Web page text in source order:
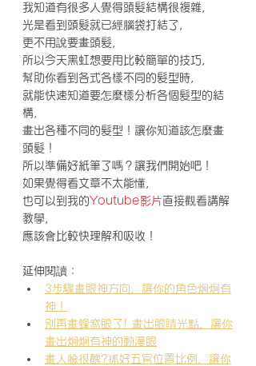
我知道有很多人覺得頭髮結構很複雜，
光是看到頭髮就已經腦袋打結了，
更不用說要畫頭髮，
所以今天黑虹想要用比較簡單的技巧，
幫助你看到各式各樣不同的髮型時，
就能快速知道要怎麼樣分析各個髮型的結
構，
畫出各種不同的髮型！讓你知道該怎麼畫
頭髮！
所以準備好紙筆了嗎？讓我們開始吧！
如果覺得看文章不太能懂，
也可以到我的Youtube影片直接觀看講解
教學，
應該會比較快理解和吸收！
延伸閱讀：
3步驟畫眼神方向，讓你的角色炯炯有
神！
別再畫蜂窩眼了! 畫出眼睛光點，讓你
畫出炯炯有神的動漫眼
畫人臉很醜?抓好五官位置比例，讓你